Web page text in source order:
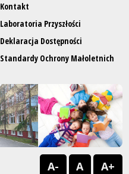
Kontakt
Laboratoria Przyszłości
Deklaracja Dostępności
Standardy Ochrony Małoletnich
Next
A- A A+